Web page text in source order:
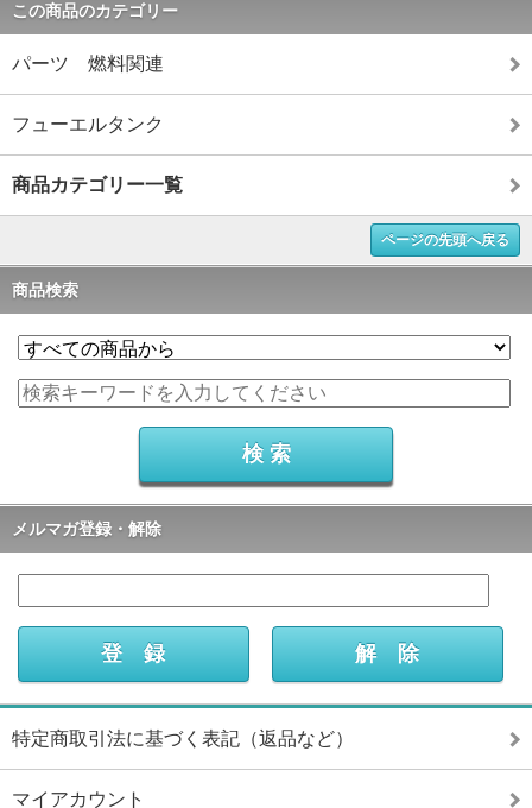
この商品のカテゴリー
パーツ 燃料関連
フューエルタンク
商品カテゴリー一覧
ページの先頭へ戻る
商品検索
メルマガ登録・解除
特定商取引法に基づく表記（返品など）
マイアカウント